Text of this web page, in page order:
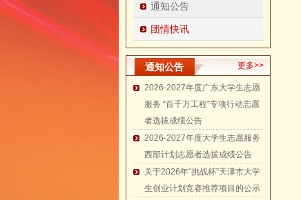
通知公告
团情快讯
通知公告 更多>>
2026-2027年度广东大学生志愿
服务 “百千万工程”专项行动志愿
者选拔成绩公告
2026-2027年度大学生志愿服务
西部计划志愿者选拔成绩公告
关于2026年“挑战杯”天津市大学
生创业计划竞赛推荐项目的公示